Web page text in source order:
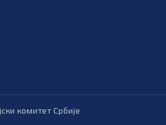
комитет Србије